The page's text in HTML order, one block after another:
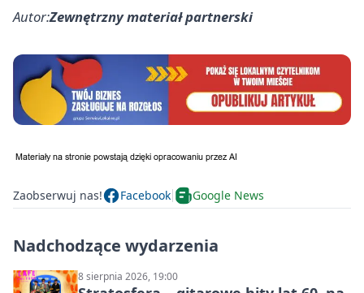
Autor:Zewnętrzny materiał partnerski
Zaobserwuj nas! Facebook Google News
Nadchodzące wydarzenia
8 sierpnia 2026, 19:00